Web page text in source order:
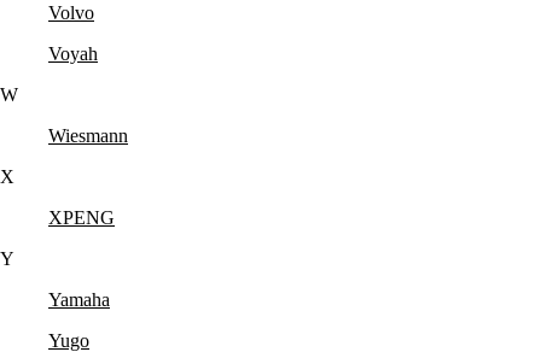
Volvo
Voyah
W
Wiesmann
X
XPENG
Y
Yamaha
Yugo